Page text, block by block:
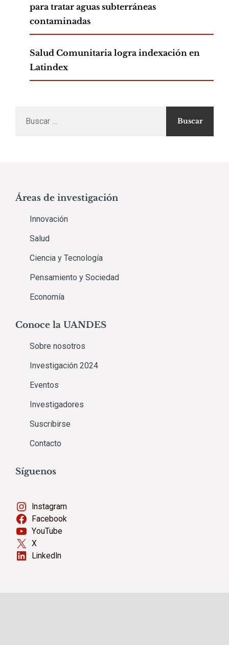
para tratar aguas subterráneas
contaminadas
Salud Comunitaria logra indexación en
Latindex
por:
Áreas de investigación
Innovación
Salud
Ciencia y Tecnología
Pensamiento y Sociedad
Economía
Conoce la UANDES
Sobre nosotros
Investigación 2024
Eventos
Investigadores
Suscribirse
Contacto
Síguenos
Instagram
Facebook
YouTube
X
LinkedIn